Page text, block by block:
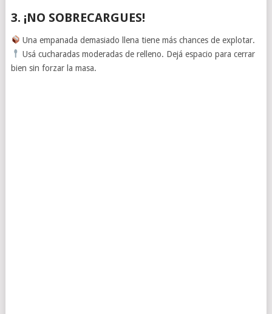
3. ¡NO SOBRECARGUES!
Una empanada demasiado llena tiene más chances de explotar.
Usá cucharadas moderadas de relleno. Dejá espacio para cerrar
bien sin forzar la masa.